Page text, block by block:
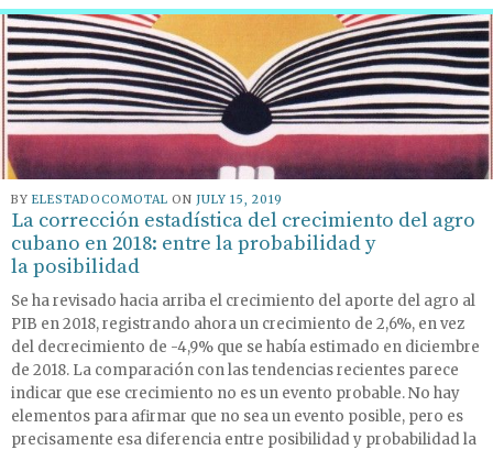
BY ELESTADOCOMOTAL ON JULY 15, 2019
La corrección estadística del crecimiento del agro
cubano en 2018: entre la probabilidad y
la posibilidad
Se ha revisado hacia arriba el crecimiento del aporte del agro al
PIB en 2018, registrando ahora un crecimiento de 2,6%, en vez
del decrecimiento de -4,9% que se había estimado en diciembre
de 2018. La comparación con las tendencias recientes parece
indicar que ese crecimiento no es un evento probable. No hay
elementos para afirmar que no sea un evento posible, pero es
precisamente esa diferencia entre posibilidad y probabilidad la